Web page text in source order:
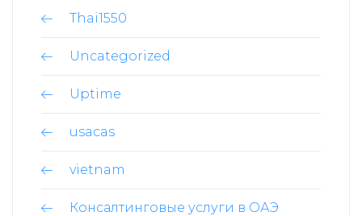
Thai1550
Uncategorized
Uptime
usacas
vietnam
Консалтинговые услуги в ОАЭ